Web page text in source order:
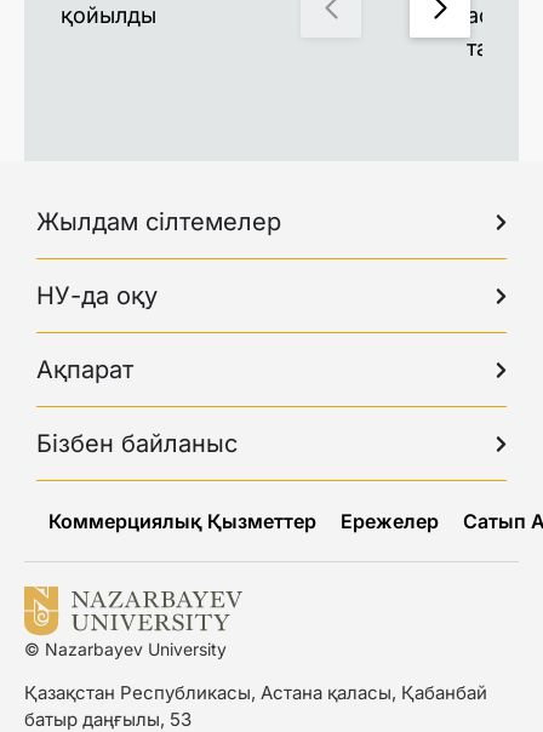
қойылды
астам
Жылдам сілтемелер
НУ-да оқу
Ақпарат
Бізбен байланыс
Коммерциялық Қызметтер Ережелер Сатып
© Nazarbayev University
Қазақстан Республикасы, Астана қаласы, Қабанбай
батыр даңғылы, 53